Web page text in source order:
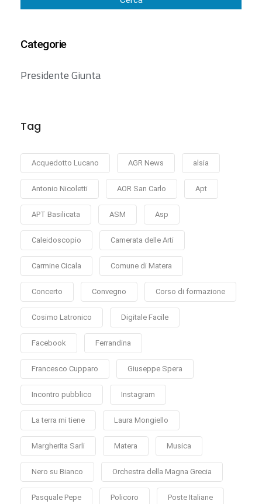
Categorie
Presidente Giunta
Tag
Acquedotto Lucano AGR News alsia
Antonio Nicoletti AOR San Carlo Apt
APT Basilicata ASM Asp
Caleidoscopio Camerata delle Arti
Carmine Cicala Comune di Matera
Concerto Convegno Corso di formazione
Cosimo Latronico Digitale Facile
Facebook Ferrandina
Francesco Cupparo Giuseppe Spera
Incontro pubblico Instagram
La terra mi tiene Laura Mongiello
Margherita Sarli Matera Musica
Nero su Bianco Orchestra della Magna Grecia
Pasquale Pepe Policoro Poste Italiane